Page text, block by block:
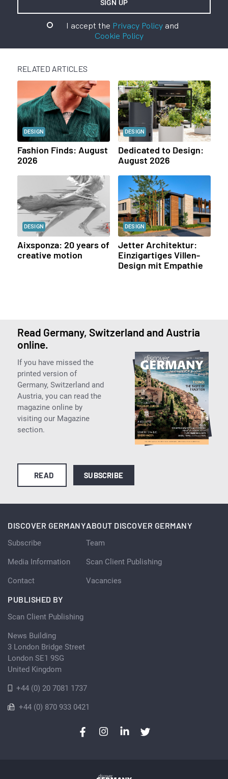
I accept the Privacy Policyand
Cookie Policy
RELATED ARTICLES
DESIGN
Fashion Finds: August
2026
DESIGN
Dedicated to Design:
August 2026
DESIGN
Aixsponza: 20 years of
creative motion
DESIGN
Jetter Architektur:
Einzigartiges Villen-
Design mit Empathie
Read Germany, Switzerland and Austria
online.
If you have missed the
printed version of
Germany, Switzerland and
Austria, you can read the
magazine online by
visiting our Magazine
section.
READ SUBSCRIBE
DISCOVER GERMANY
Subscribe
Media Information
Contact
ABOUT DISCOVER GERMANY
Team
Scan Client Publishing
Vacancies
PUBLISHED BY
Scan Client Publishing
News Building
3 London Bridge Street
London SE1 9SG
United Kingdom
+44 (0) 20 7081 1737
+44 (0) 870 933 0421